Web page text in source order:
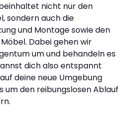
nicht nur den
sondern auch die
und Montage sowie den
Dabei gehen wir
um und behandeln es
dich also entspannt
deine neue Umgebung
um den reibungslosen Ablauf